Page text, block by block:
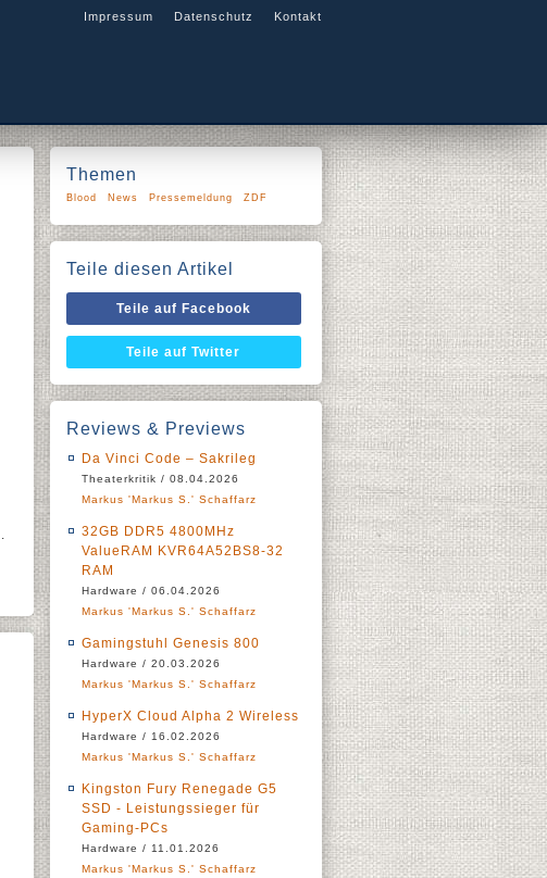
Impressum Datenschutz Kontakt
.
Themen
Blood News Pressemeldung ZDF
Teile diesen Artikel
Teile auf Facebook
Teile auf Twitter
Reviews & Previews
Da Vinci Code – Sakrileg
Theaterkritik / 08.04.2026
Markus 'Markus S.' Schaffarz
32GB DDR5 4800MHz
ValueRAM KVR64A52BS8-32
RAM
Hardware / 06.04.2026
Markus 'Markus S.' Schaffarz
Gamingstuhl Genesis 800
Hardware / 20.03.2026
Markus 'Markus S.' Schaffarz
HyperX Cloud Alpha 2 Wireless
Hardware / 16.02.2026
Markus 'Markus S.' Schaffarz
Kingston Fury Renegade G5
SSD - Leistungssieger für
Gaming-PCs
Hardware / 11.01.2026
Markus 'Markus S.' Schaffarz